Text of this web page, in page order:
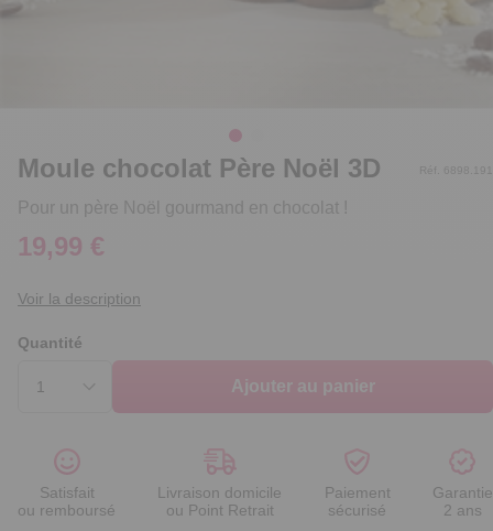
Moule chocolat Père Noël 3D
Pour un père Noël gourmand en chocolat !
Réf. 6898.191
19,99 €
Voir la description
Quantité
Ajouter au panier
Satisfait
ou remboursé
Livraison domicile
ou Point Retrait
Paiement
sécurisé
Garantie
2 ans